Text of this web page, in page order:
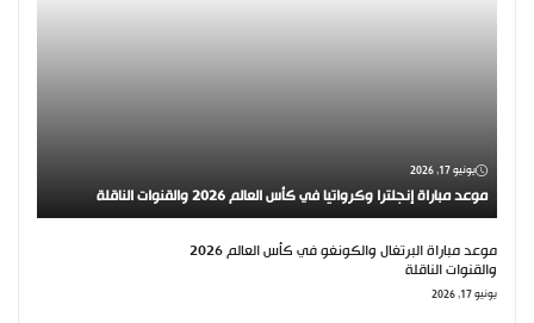
يونيو 17, 2026
موعد مباراة إنجلترا وكرواتيا في كأس العالم 2026 والقنوات الناقلة
موعد مباراة البرتغال والكونغو في كأس العالم 2026
والقنوات الناقلة
يونيو 17, 2026